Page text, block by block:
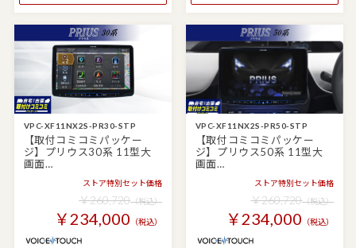
VPC-XF11NX2S-PR30-STP
【取付コミコミパッケー
ジ】プリウス30系 11型大
画面…
ストア特別セット価格
￥260,720（税込）
￥234,000 （税込）
VPC-XF11NX2S-PR50-STP
【取付コミコミパッケー
ジ】プリウス50系 11型大
画面…
ストア特別セット価格
￥260,720（税込）
￥234,000 （税込）